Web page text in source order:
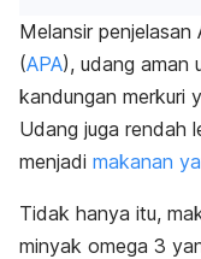
Melansir
(APA), udang aman
kandungan merkuri
Udang juga rendah
menjadi makanan
Tidak hanya itu,
minyak omega 3